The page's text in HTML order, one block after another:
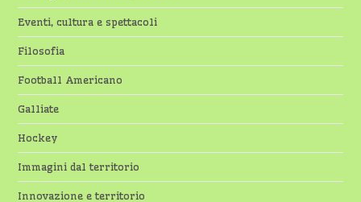
Eventi, cultura e spettacoli
Filosofia
Football Americano
Galliate
Hockey
Immagini dal territorio
Innovazione e territorio